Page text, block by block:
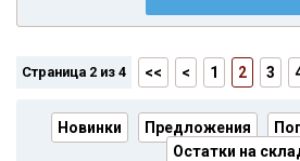
Страница 2 из 4 << < 1 2 3
Новинки Предложения
Остатки на